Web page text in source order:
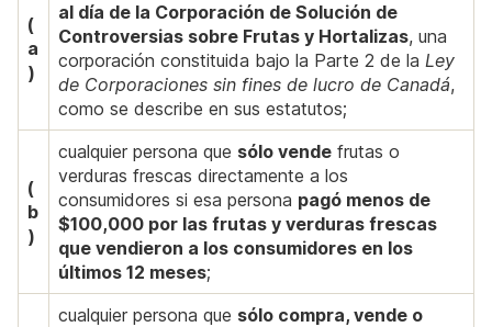
(
a
)
al día de la Corporación de Solución de
Controversias sobre Frutas y Hortalizas, una
corporación constituida bajo la Parte 2 de la Ley
de Corporaciones sin fines de lucro de Canadá,
como se describe en sus estatutos;
(
b
)
cualquier persona que sólo vende frutas o
verduras frescas directamente a los
consumidores si esa persona pagó menos de
$100,000 por las frutas y verduras frescas
que vendieron a los consumidores en los
últimos 12 meses;
cualquier persona que sólo compra, vende o